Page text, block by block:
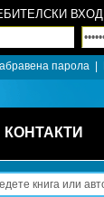
ВХОД
парола
КОНТАКТИ